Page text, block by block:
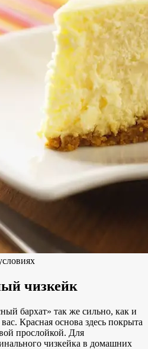
чизкейк
бархат» так же сильно, как и
Красная основа здесь покрыта
прослойкой. Для
чизкейка в домашних